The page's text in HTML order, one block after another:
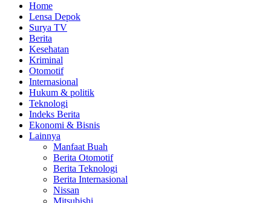
Home
Lensa Depok
Surya TV
Berita
Kesehatan
Kriminal
Otomotif
Internasional
Hukum & politik
Teknologi
Indeks Berita
Ekonomi & Bisnis
Lainnya
Manfaat Buah
Berita Otomotif
Berita Teknologi
Berita Internasional
Nissan
Mitsubishi